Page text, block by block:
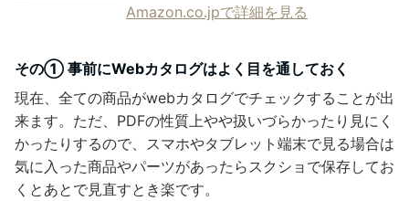
Amazon.co.jpで詳細を見る
その① 事前にWebカタログはよく目を通しておく
現在、全ての商品がwebカタログでチェックすることが出
来ます。ただ、PDFの性質上やや扱いづらかったり見にく
かったりするので、スマホやタブレット端末で見る場合は
気に入った商品やパーツがあったらスクショで保存してお
くとあとで見直すとき楽です。